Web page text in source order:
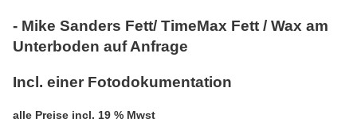
- Mike Sanders Fett/ TimeMax Fett / Wax am
Unterboden auf Anfrage
Incl. einer Fotodokumentation
alle Preise incl. 19 % Mwst